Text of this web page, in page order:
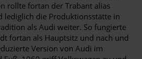
rollte fortan der Trabant alias
lediglich die Produktionsstätte in
als Audi weiter. So fungierte
fortan als Hauptsitz und nach und
Version von Audi im